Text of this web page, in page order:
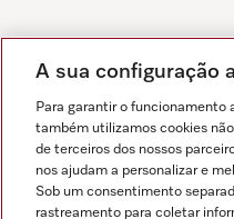
As respostas são geradas por
A sua configuração
Para garantir o funcionamento
também utilizamos cookies
de terceiros dos nossos
nos ajudam a personalizar e
Sob um consentimento
rastreamento para coletar